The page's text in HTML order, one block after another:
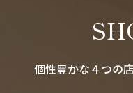
個性豊かな４つの